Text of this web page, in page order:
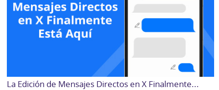
La Edición de Mensajes Directos en X Finalmente...